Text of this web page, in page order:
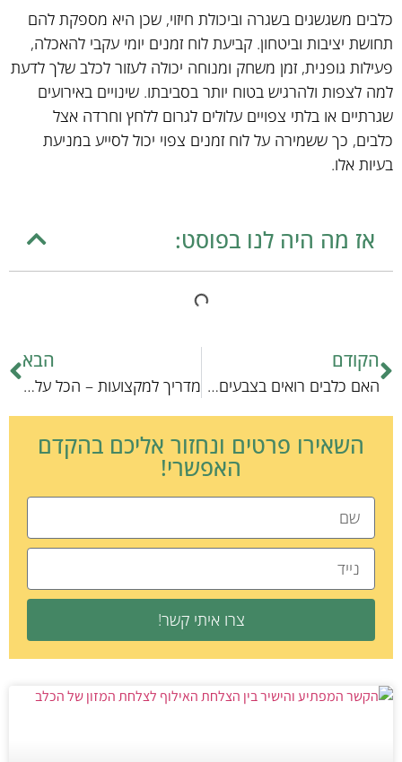
כלבים משגשגים בשגרה וביכולת חיזוי, שכן היא מספקת להם
תחושת יציבות וביטחון. קביעת לוח זמנים יומי עקבי להאכלה,
פעילות גופנית, זמן משחק ומנוחה יכולה לעזור לכלב שלך לדעת
למה לצפות ולהרגיש בטוח יותר בסביבתו. שינויים באירועים
שגרתיים או בלתי צפויים עלולים לגרום ללחץ וחרדה אצל
כלבים, כך ששמירה על לוח זמנים צפוי יכול לסייע במניעת
בעיות אלו.
אז מה היה לנו בפוסט:
הקודם
האם כלבים רואים בצבעים? אקדמאיות ותגליות חדשות
הבא
מדריך למקצועות – הכל על רכישת ציוד לגור כלבים
השאירו פרטים ונחזור אליכם בהקדם
האפשרי!
צרו איתי קשר!